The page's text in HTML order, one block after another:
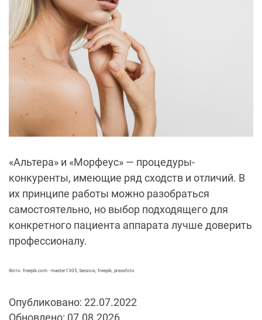
«Альтера» и «Морфеус» — процедуры-
конкуренты, имеющие ряд сходств и отличий. В
их принципе работы можно разобраться
самостоятельно, но выбор подходящего для
конкретного пациента аппарата лучше доверить
профессионалу.
Фото: freepik.com - master1305, benzoix, freepik, pressfoto
Опубликовано: 22.07.2022